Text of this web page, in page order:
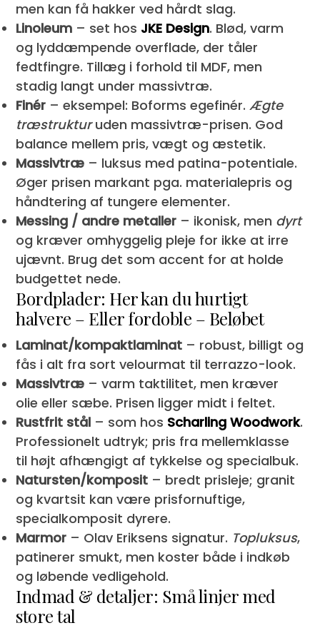
men kan få hakker ved hårdt slag.
Linoleum – set hos JKE Design. Blød, varm
og lyddæmpende overflade, der tåler
fedtfingre. Tillæg i forhold til MDF, men
stadig langt under massivtræ.
Finér – eksempel: Boforms egefinér.Ægte
træstrukturuden massivtræ-prisen. God
balance mellem pris, vægt og æstetik.
Massivtræ – luksus med patina-potentiale.
Øger prisen markant pga. materialepris og
håndtering af tungere elementer.
Messing / andre metaller – ikonisk, men dyrt
og kræver omhyggelig pleje for ikke at irre
ujævnt. Brug det som accent for at holde
budgettet nede.
Bordplader: Her kan du hurtigt
halvere – Eller fordoble – Beløbet
Laminat/kompaktlaminat – robust, billigt og
fås i alt fra sort velourmat til terrazzo-look.
Massivtræ – varm taktilitet, men kræver
olie eller sæbe. Prisen ligger midt i feltet.
Rustfrit stål – som hos Scharling Woodwork.
Professionelt udtryk; pris fra mellemklasse
til højt afhængigt af tykkelse og specialbuk.
Natursten/komposit – bredt prisleje; granit
og kvartsit kan være prisfornuftige,
specialkomposit dyrere.
Marmor – Olav Eriksens signatur. Topluksus,
patinerer smukt, men koster både i indkøb
og løbende vedligehold.
Indmad & detaljer: Små linjer med
store tal